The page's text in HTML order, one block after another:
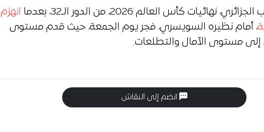
نهائيات كأس العالم 2026، من الدور الـ32، بعدما
انهزم
، أمام نظيره السويسري، فجر يوم الجمعة، حيث قدم مستوى
إلى مستوى الآمال والتطلعات.
انضم إلى النقاش